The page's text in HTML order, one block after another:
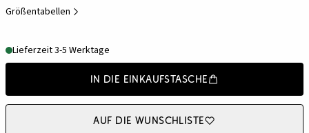
Größentabellen
Lieferzeit 3-5 Werktage
In die Einkaufstasche
Auf die Wunschliste